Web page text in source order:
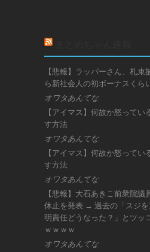
【悲報】ラッパーさん、札
ら新社会人の初ボーナスくら
オワタあんてな
【アイマス】何故か怒って
す方法
オワタあんてな
【アイマス】何故か怒って
す方法
オワタあんてな
【悲報】大石あきこ前衆院
休止を発表 → 過去の「スジ
明責任どうなった？」とツッ
ｗｗｗｗ
オワタあんてな